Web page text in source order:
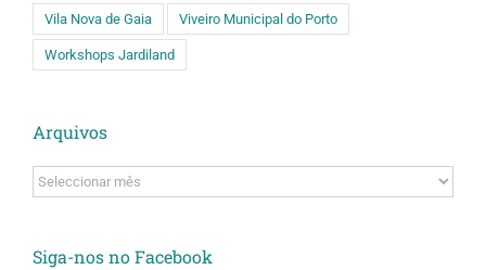
Vila Nova de Gaia Viveiro Municipal do Porto
Workshops Jardiland
Arquivos
Arquivos
Siga-nos no Facebook